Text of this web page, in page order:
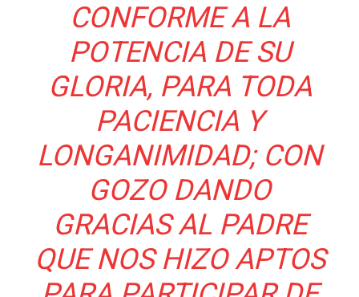
CONFORME A LA
POTENCIA DE SU
GLORIA, PARA TODA
PACIENCIA Y
LONGANIMIDAD; CON
GOZO DANDO
GRACIAS AL PADRE
QUE NOS HIZO APTOS